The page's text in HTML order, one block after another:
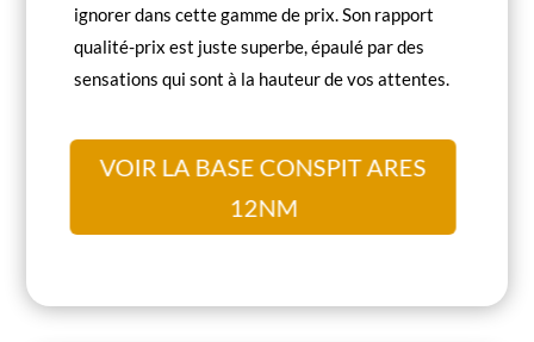
ignorer dans cette gamme de prix. Son rapport
qualité-prix est juste superbe, épaulé par des
sensations qui sont à la hauteur de vos attentes.
VOIR LA BASE CONSPIT ARES
12NM